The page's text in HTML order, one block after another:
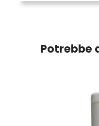
Potrebbe